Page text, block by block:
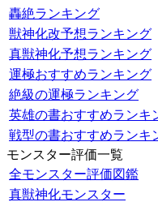
轟絶ランキング
獣神化改予想ランキング
真獣神化予想ランキング
運極おすすめランキング
絶級の運極ランキング
英雄の書おすすめランキ
戦型の書おすすめランキ
モンスター評価一覧
全モンスター評価図鑑
真獣神化モンスター